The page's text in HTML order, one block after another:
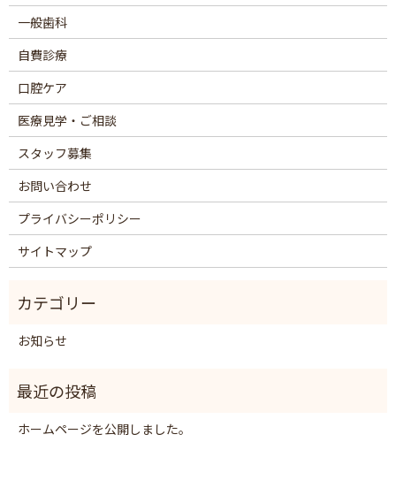
一般歯科
自費診療
口腔ケア
医療見学・ご相談
スタッフ募集
お問い合わせ
プライバシーポリシー
サイトマップ
お知らせ
ホームページを公開しました。